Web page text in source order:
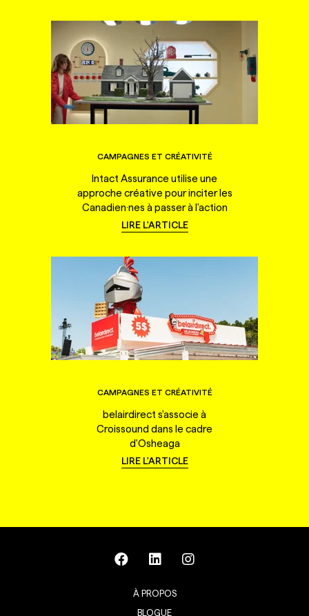
CAMPAGNES ET CRÉATIVITÉ
Intact Assurance utilise une
approche créative pour inciter les
Canadien·nes à passer à l'action
LIRE L'ARTICLE
CAMPAGNES ET CRÉATIVITÉ
belairdirect s'associe à
Croissound dans le cadre
d'Osheaga
LIRE L'ARTICLE
À PROPOS
BLOGUE